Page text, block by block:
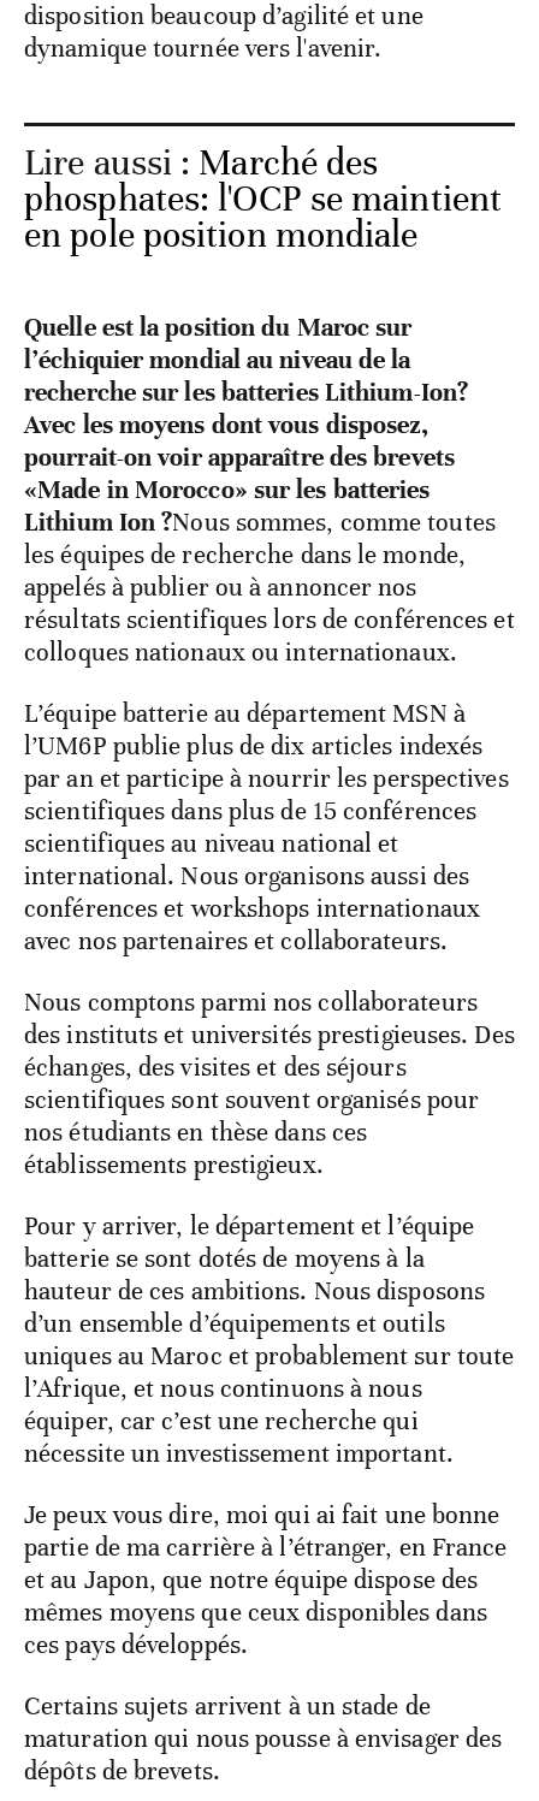
disposition beaucoup d’agilité et une
dynamique tournée vers l'avenir.
Lire aussi : Marché des
phosphates: l'OCP se maintient
en pole position mondiale
Quelle est la position du Maroc sur
l’échiquier mondial au niveau de la
recherche sur les batteries Lithium-Ion?
Avec les moyens dont vous disposez,
pourrait-on voir apparaître des brevets
«Made in Morocco» sur les batteries
Lithium Ion ?Nous sommes, comme toutes
les équipes de recherche dans le monde,
appelés à publier ou à annoncer nos
résultats scientifiques lors de conférences et
colloques nationaux ou internationaux.
L’équipe batterie au département MSN à
l’UM6P publie plus de dix articles indexés
par an et participe à nourrir les perspectives
scientifiques dans plus de 15 conférences
scientifiques au niveau national et
international. Nous organisons aussi des
conférences et workshops internationaux
avec nos partenaires et collaborateurs.
Nous comptons parmi nos collaborateurs
des instituts et universités prestigieuses. Des
échanges, des visites et des séjours
scientifiques sont souvent organisés pour
nos étudiants en thèse dans ces
établissements prestigieux.
Pour y arriver, le département et l’équipe
batterie se sont dotés de moyens à la
hauteur de ces ambitions. Nous disposons
d’un ensemble d’équipements et outils
uniques au Maroc et probablement sur toute
l’Afrique, et nous continuons à nous
équiper, car c’est une recherche qui
nécessite un investissement important.
Je peux vous dire, moi qui ai fait une bonne
partie de ma carrière à l’étranger, en France
et au Japon, que notre équipe dispose des
mêmes moyens que ceux disponibles dans
ces pays développés.
Certains sujets arrivent à un stade de
maturation qui nous pousse à envisager des
dépôts de brevets.